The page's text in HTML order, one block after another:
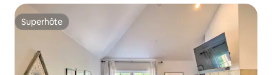
Superhôte
Superhôte